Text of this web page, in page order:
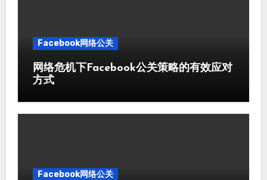
Facebook网络公关
网络危机下Facebook公关策略的有效应对
方式
Facebook网络公关